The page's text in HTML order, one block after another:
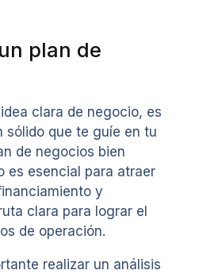
plan de
clara de negocio, es
sólido que te guíe en tu
de negocios bien
es esencial para atraer
y
clara para lograr el
de operación.
realizar un análisis